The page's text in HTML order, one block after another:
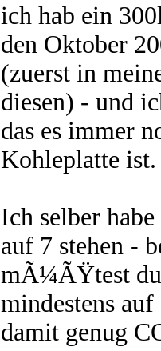
ich hab ein
den Oktober
(zuerst in
diesen) - und
das es immer
Kohleplatte ist.
Ich selber
auf 7 stehen -
mÃ¼ÃŸtest
mindestens auf
damit genug